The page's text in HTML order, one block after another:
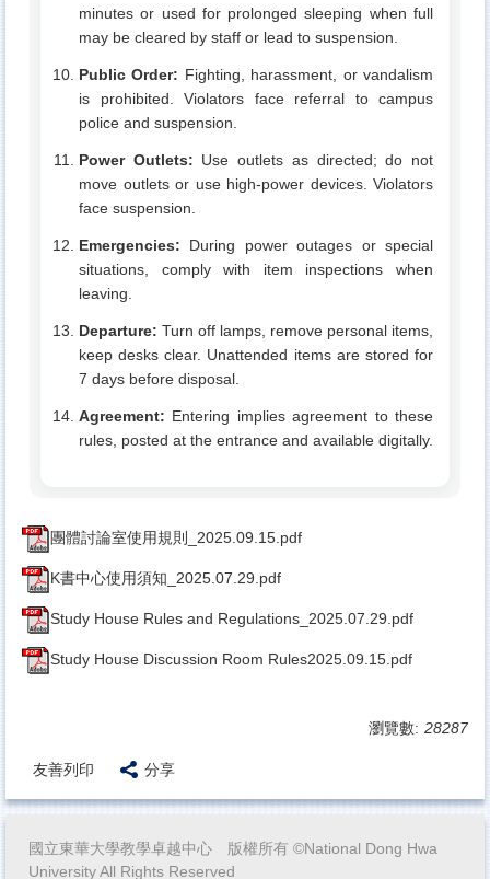
minutes or used for prolonged sleeping when full
may be cleared by staff or lead to suspension.
Public Order: Fighting, harassment, or vandalism
is prohibited. Violators face referral to campus
police and suspension.
Power Outlets: Use outlets as directed; do not
move outlets or use high-power devices. Violators
face suspension.
Emergencies: During power outages or special
situations, comply with item inspections when
leaving.
Departure: Turn off lamps, remove personal items,
keep desks clear. Unattended items are stored for
7 days before disposal.
Agreement: Entering implies agreement to these
rules, posted at the entrance and available digitally.
團體討論室使用規則_2025.09.15.pdf
K書中心使用須知_2025.07.29.pdf
Study House Rules and Regulations_2025.07.29.pdf
Study House Discussion Room Rules2025.09.15.pdf
瀏覽數: 28287
友善列印 分享
國立東華大學教學卓越中心 版權所有 ©National Dong Hwa
University All Rights Reserved